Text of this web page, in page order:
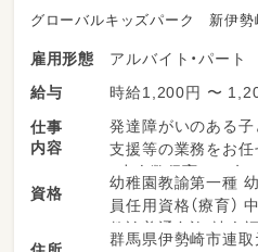
グローバルキッズパーク 新伊勢
雇用形態
アルバイト・パート
給与
時給1,200円 〜
仕事
内容
発達障がいのある子
支援等の業務をお任
・少人数保育で１
・持ち帰り仕事、残
も多数活躍中！
・送迎業務あり（ＡＴ
資格
幼稚園教諭第一種 幼稚園教諭第二種 児童指導
員任用資格（療育） 中学校教諭普通免許 小学校
教諭普通免許 社会福祉士 精神保健福祉士 普通
群馬県伊勢崎市連取元町